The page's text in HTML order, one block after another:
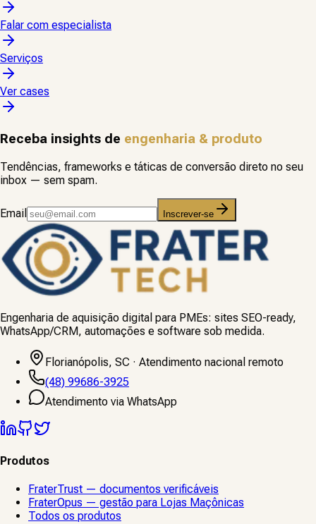
Falar com especialista
Serviços
Ver cases
Receba insights de engenharia & produto
Tendências, frameworks e táticas de conversão direto no seu
inbox — sem spam.
Email Inscrever-se
Engenharia de aquisição digital para PMEs: sites SEO-ready,
WhatsApp/CRM, automações e software sob medida.
Florianópolis, SC · Atendimento nacional remoto
(48) 99686-3925
Atendimento via WhatsApp
Produtos
FraterTrust — documentos verificáveis
FraterOpus — gestão para Lojas Maçônicas
Todos os produtos